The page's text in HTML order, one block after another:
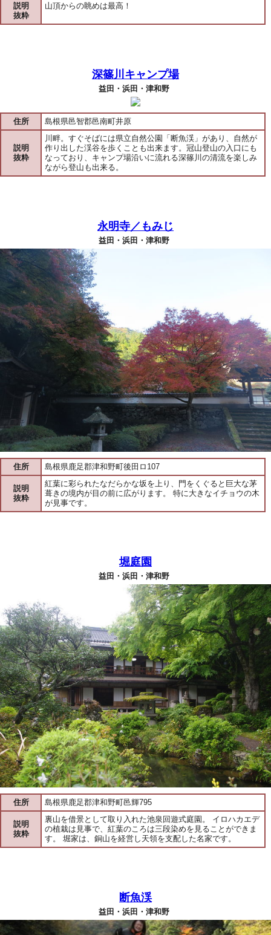
説明
抜粋
山頂からの眺めは最高！
深篠川キャンプ場
益田・浜田・津和野
住所 島根県邑智郡邑南町井原
説明
抜粋
川畔。すぐそばには県立自然公園「断魚渓」があり、自然が
作り出した渓谷を歩くことも出来ます。冠山登山の入口にも
なっており、キャンプ場沿いに流れる深篠川の清流を楽しみ
ながら登山も出来る。
永明寺／もみじ
益田・浜田・津和野
住所 島根県鹿足郡津和野町後田ロ107
説明
抜粋
紅葉に彩られたなだらかな坂を上り、門をくぐると巨大な茅
葺きの境内が目の前に広がります。 特に大きなイチョウの木
が見事です。
堀庭園
益田・浜田・津和野
住所 島根県鹿足郡津和野町邑輝795
説明
抜粋
裏山を借景として取り入れた池泉回遊式庭園。 イロハカエデ
の植栽は見事で、紅葉のころは三段染めを見ることができま
す。 堀家は、銅山を経営し天領を支配した名家です。
断魚渓
益田・浜田・津和野